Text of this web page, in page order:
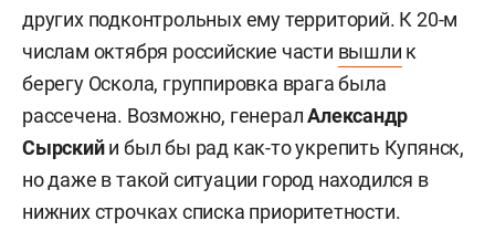
других подконтрольных ему территорий. К 20-м
числам октября российские части вышли к
берегу Оскола, группировка врага была
рассечена. Возможно, генералАлександр
Сырскийи был бы рад как-то укрепить Купянск,
но даже в такой ситуации город находился в
нижних строчках списка приоритетности.